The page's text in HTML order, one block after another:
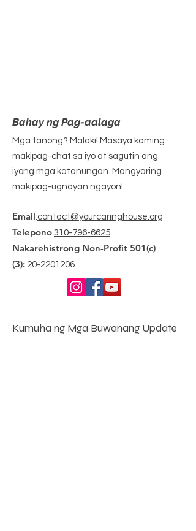
Bahay ng Pag-aalaga
Mga tanong? Malaki! Masaya kaming
makipag-chat sa iyo at sagutin ang
iyong mga katanungan. Mangyaring
makipag-ugnayan ngayon!
Email:contact@yourcaringhouse.org
Telepono:310-796-6625
Nakarehistrong Non-Profit 501(c)
(3): 20-2201206
Kumuha ng Mga Buwanang Update